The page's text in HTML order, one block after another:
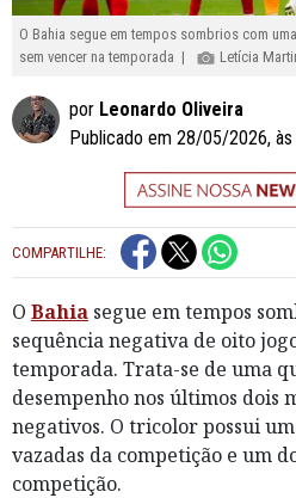
O Bahia segue em tempos sombrios com
sem vencer na temporada |
Letícia
por Leonardo Oliveira
Publicado em 28/05/2026, às
COMPARTILHE:
O Bahia segue em tempos
sequência negativa de oito
temporada. Trata-se de uma
desempenho nos últimos dois
negativos. O tricolor possui
vazadas da competição e um
competição.